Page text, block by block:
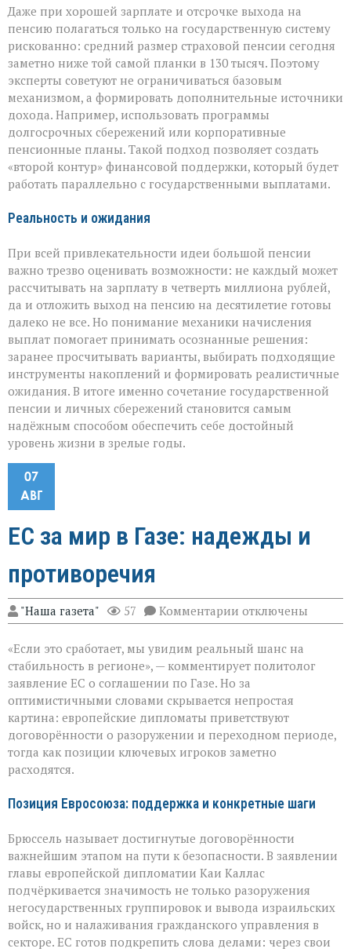
Даже при хорошей зарплате и отсрочке выхода на
пенсию полагаться только на государственную систему
рискованно: средний размер страховой пенсии сегодня
заметно ниже той самой планки в 130 тысяч. Поэтому
эксперты советуют не ограничиваться базовым
механизмом, а формировать дополнительные источники
дохода. Например, использовать программы
долгосрочных сбережений или корпоративные
пенсионные планы. Такой подход позволяет создать
«второй контур» финансовой поддержки, который будет
работать параллельно с государственными выплатами.
Реальность и ожидания
При всей привлекательности идеи большой пенсии
важно трезво оценивать возможности: не каждый может
рассчитывать на зарплату в четверть миллиона рублей,
да и отложить выход на пенсию на десятилетие готовы
далеко не все. Но понимание механики начисления
выплат помогает принимать осознанные решения:
заранее просчитывать варианты, выбирать подходящие
инструменты накоплений и формировать реалистичные
ожидания. В итоге именно сочетание государственной
пенсии и личных сбережений становится самым
надёжным способом обеспечить себе достойный
уровень жизни в зрелые годы.
07
АВГ
ЕС за мир в Газе: надежды и
противоречия
"Наша газета" 57 Комментарии к
записи
за
мир
Газе:
надежды
и
противоречия
отключены
«Если это сработает, мы увидим реальный шанс на
стабильность в регионе», — комментирует политолог
заявление ЕС о соглашении по Газе. Но за
оптимистичными словами скрывается непростая
картина: европейские дипломаты приветствуют
договорённости о разоружении и переходном периоде,
тогда как позиции ключевых игроков заметно
расходятся.
Позиция Евросоюза: поддержка и конкретные шаги
Брюссель называет достигнутые договорённости
важнейшим этапом на пути к безопасности. В заявлении
главы европейской дипломатии Каи Каллас
подчёркивается значимость не только разоружения
негосударственных группировок и вывода израильских
войск, но и налаживания гражданского управления в
секторе. ЕС готов подкрепить слова делами: через свои